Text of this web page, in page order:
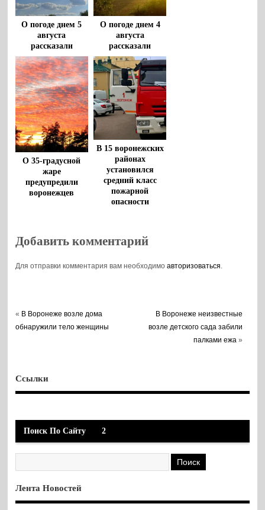
О погоде днем 5
августа
рассказали
воронежцам
О погоде днем 4
августа
рассказали
воронежцам
О 35-градусной
жаре
предупредили
воронежцев
В 15 воронежских
районах
установился
средний класс
пожарной
опасности
Добавить комментарий
Для отправки комментария вам необходимоавторизоваться
« В Воронеже возле дома
обнаружили тело женщины
В Воронеже неизвестные
возле детского сада забили
палками ежа »
Ссылки
Поиск По Сайту 2
Лента Новостей